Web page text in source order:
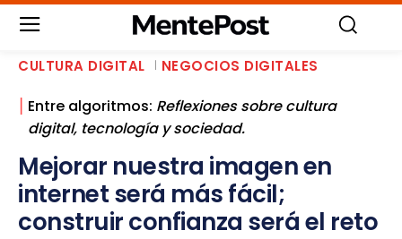
CULTURA DIGITAL NEGOCIOS DIGITALES
▏Entre algoritmos: Reflexiones sobre cultura
digital, tecnología y sociedad.
Mejorar nuestra imagen en
internet será más fácil;
construir confianza será el reto